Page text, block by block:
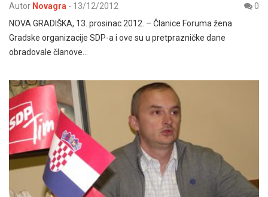
Autor Novagra - 13/12/2012
0
NOVA GRADIŠKA, 13. prosinac 2012. – Članice Foruma žena
Gradske organizacije SDP-a i ove su u pretprazničke dane
obradovale članove…